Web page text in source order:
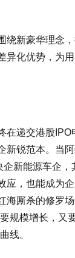
绕新豪华理念
异化优势，为
在递交港股IPO
新锐范本。当
新能源车企，
应，也能成为
海厮杀的修罗
规模增长，又
线。